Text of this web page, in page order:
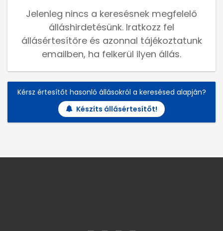
Jelenleg nincs a keresésnek megfelelő
álláshirdetésünk. Iratkozz fel
állásértesítőre és azonnal tájékoztatunk
emailben, ha felkerül ilyen állás.
Kérsz értesítőt hasonló állásokról a keresésed alapján?
Készíts állásértesítőt!